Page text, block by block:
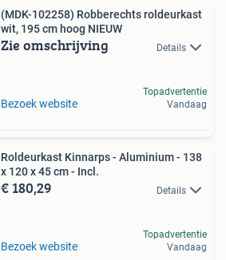
(MDK-102258) Robberechts roldeurkast
wit, 195 cm hoog NIEUW
Zie omschrijving Details
Bezoek website
Topadvertentie
Vandaag
Roldeurkast Kinnarps - Aluminium - 138
x 120 x 45 cm - Incl.
€ 180,29 Details
Bezoek website
Topadvertentie
Vandaag